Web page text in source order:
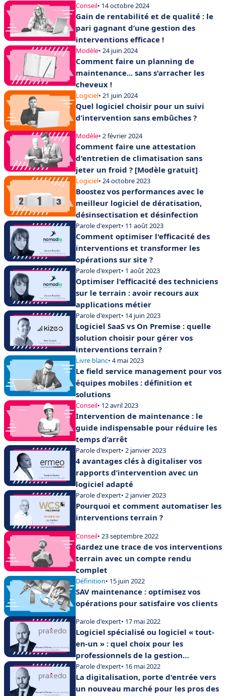
Conseil• 14 octobre 2024
Gain de rentabilité et de qualité : le
pari gagnant d’une gestion des
interventions efficace !
Modèle• 24 juin 2024
Comment faire un planning de
maintenance... sans s'arracher les
cheveux !
Logiciel• 21 juin 2024
Quel logiciel choisir pour un suivi
d’intervention sans embûches ?
Modèle• 2 février 2024
Comment faire une attestation
d'entretien de climatisation sans
jeter un froid ? [Modèle gratuit]
Logiciel• 24 octobre 2023
Boostez vos performances avec le
meilleur logiciel de dératisation,
désinsectisation et désinfection
Parole d'expert• 11 août 2023
Comment optimiser l'efficacité des
interventions et transformer les
opérations sur site ?
Parole d'expert• 1 août 2023
Optimiser l'efficacité des techniciens
sur le terrain : avoir recours aux
applications métier
Parole d'expert• 14 juin 2023
Logiciel SaaS vs On Premise : quelle
solution choisir pour gérer vos
interventions terrain ?
Livre blanc• 4 mai 2023
Le field service management pour vos
équipes mobiles : définition et
solutions
Conseil• 12 avril 2023
Intervention de maintenance : le
guide indispensable pour réduire les
temps d’arrêt
Parole d'expert• 2 janvier 2023
4 avantages clés à digitaliser vos
rapports d’intervention avec un
logiciel adapté
Parole d'expert• 2 janvier 2023
Pourquoi et comment automatiser les
interventions terrain ?
Conseil• 23 septembre 2022
Gardez une trace de vos interventions
terrain avec un compte rendu
complet
Définition• 15 juin 2022
SAV maintenance : optimisez vos
opérations pour satisfaire vos clients
Parole d'expert• 17 mai 2022
Logiciel spécialisé ou logiciel « tout-
en-un » : quel choix pour les
professionnels de la gestion
d’interventions terrain ?
Parole d'expert• 16 mai 2022
La digitalisation, porte d'entrée vers
un nouveau marché pour les pros des